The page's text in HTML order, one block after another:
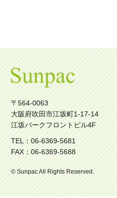
〒564-0063
大阪府吹田市江坂町1-17-14
江坂パークフロントビル4F
TEL：06-6369-5681
FAX：06-6369-5688
© Sunpac All Rights Reserved.